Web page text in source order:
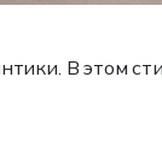
В этом